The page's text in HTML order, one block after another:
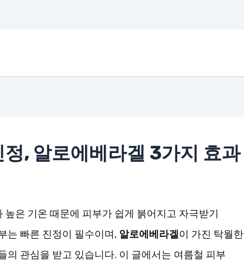
, 알로에베라겔 3가지 효과
높은 기온 때문에 피부가 쉽게 붉어지고 자극받기
는 빠른 진정이 필수이며, 알로에베라겔이 가진 탁월한
의 관심을 받고 있습니다. 이 글에서는 여름철 피부